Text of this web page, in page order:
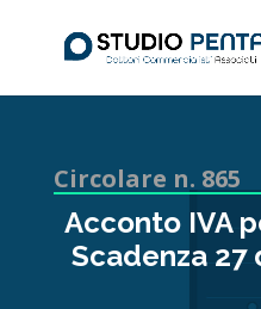
Circolare n. 865
Acconto IVA
Scadenza 27